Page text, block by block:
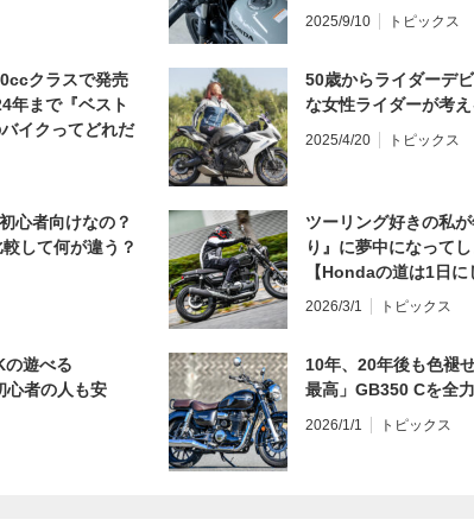
①第一印象 編】
2025/9/10 トピックス
クラスで発売
まで『ベスト
イクってどれだ
50歳からライダーデ
な女性ライダーが考
2025/4/20 トピックス
心者向けなの？
して何が違う？
ツーリング好きの私
り』に夢中になって
【Hondaの道は1日
インプレ・レビュー 前
2026/3/1 トピックス
の遊べる
心者の人も安
10年、20年後も色褪
最高」GB350 Cを全
2026/1/1 トピックス